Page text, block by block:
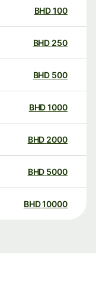
100
BHD
250
BHD
500
BHD
1000
BHD
2000
BHD
5000
BHD
10000
BHD